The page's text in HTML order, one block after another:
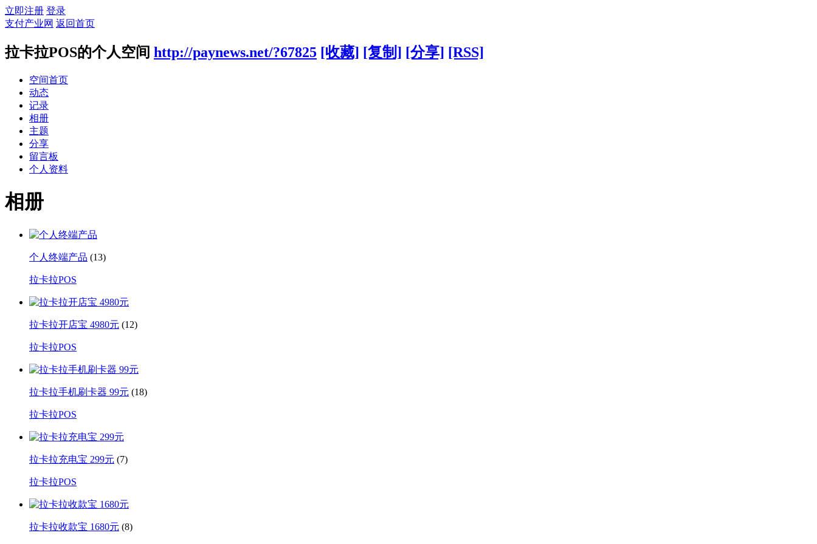
立即注册 登录
支付产业网 返回首页
拉卡拉POS的个人空间 http://paynews.net/?67825 [收藏] [复制] [分享] [RSS]
空间首页
动态
记录
相册
主题
分享
留言板
个人资料
相册
个人终端产品 (13)
拉卡拉POS
拉卡拉开店宝 4980元 (12)
拉卡拉POS
拉卡拉手机刷卡器 99元 (18)
拉卡拉POS
拉卡拉充电宝 299元 (7)
拉卡拉POS
拉卡拉收款宝 1680元 (8)